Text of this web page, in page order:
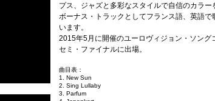
プス、ジャズと多彩なスタイルで自信のカラー
ボーナス・トラックとしてフランス語、英語
います。
2015年5月に開催のユーロヴィジョン・ソング
セミ・ファイナルに出場。
曲目表：
1. New Sun
2. Sing Lullaby
3. Parfum